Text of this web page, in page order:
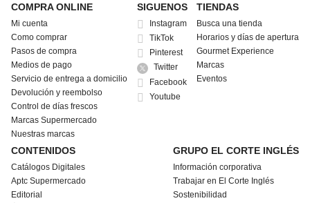
COMPRA ONLINE
Mi cuenta
Como comprar
Pasos de compra
Medios de pago
Servicio de entrega a domicilio
Devolución y reembolso
Control de días frescos
Marcas Supermercado
Nuestras marcas
SIGUENOS
Instagram
TikTok
Pinterest
Twitter
Facebook
Youtube
TIENDAS
Busca una tienda
Horarios y días de apertura
Gourmet Experience
Marcas
Eventos
CONTENIDOS
Catálogos Digitales
Aptc Supermercado
Editorial
GRUPO EL CORTE INGLÉS
Información corporativa
Trabajar en El Corte Inglés
Sostenibilidad